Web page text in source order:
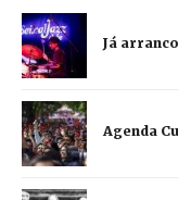
Já
Agenda